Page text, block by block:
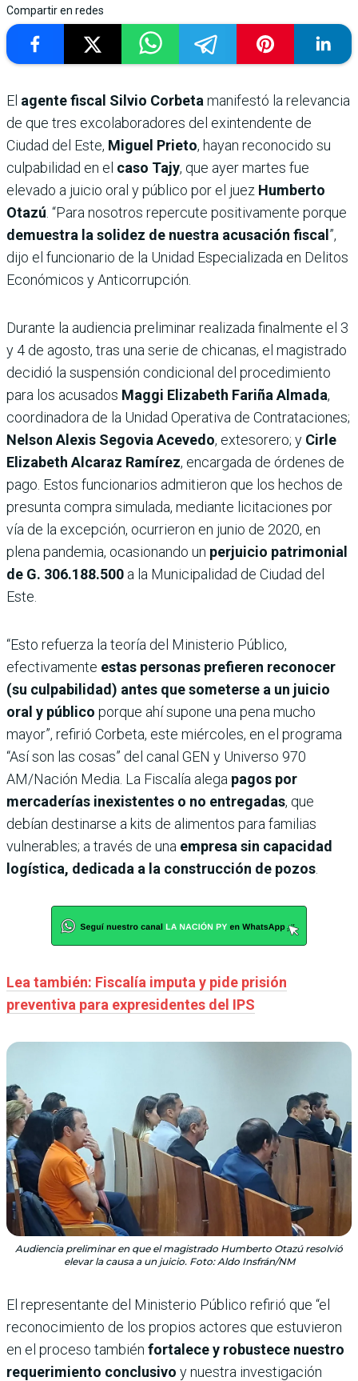
Compartir en redes
El agente fiscal Silvio Corbeta manifestó la relevancia
de que tres excolaboradores del exintendente de
Ciudad del Este, Miguel Prieto, hayan reconocido su
culpabilidad en el caso Tajy, que ayer martes fue
elevado a juicio oral y público por el juez Humberto
Otazú . “Para nosotros repercute positivamente porque
demuestra la solidez de nuestra acusación fiscal ”,
dijo el funcionario de la Unidad Especializada en Delitos
Económicos y Anticorrupción.
Durante la audiencia preliminar realizada finalmente el 3
y 4 de agosto, tras una serie de chicanas, el magistrado
decidió la suspensión condicional del procedimiento
para los acusados Maggi Elizabeth Fariña Almada,
coordinadora de la Unidad Operativa de Contrataciones;
Nelson Alexis Segovia Acevedo, extesorero; y Cirle
Elizabeth Alcaraz Ramírez, encargada de órdenes de
pago. Estos funcionarios admitieron que los hechos de
presunta compra simulada, mediante licitaciones por
vía de la excepción, ocurrieron en junio de 2020, en
plena pandemia, ocasionando un perjuicio patrimonial
de G. 306.188.500 a la Municipalidad de Ciudad del
Este.
“Esto refuerza la teoría del Ministerio Público,
efectivamente estas personas prefieren reconocer
(su culpabilidad) antes que someterse a un juicio
oral y público porque ahí supone una pena mucho
mayor”, refirió Corbeta, este miércoles, en el programa
“Así son las cosas” del canal GEN y Universo 970
AM/Nación Media. La Fiscalía alega pagos por
mercaderías inexistentes o no entregadas, que
debían destinarse a kits de alimentos para familias
vulnerables; a través de una empresa sin capacidad
logística, dedicada a la construcción de pozos
Lea también: Fiscalía imputa y pide prisión
preventiva para expresidentes del IPS
Audiencia preliminar en que el magistrado Humberto Otazú resolvió
elevar la causa a un juicio. Foto: Aldo Insfrán/NM
El representante del Ministerio Público refirió que “el
reconocimiento de los propios actores que estuvieron
en el proceso también fortalece y robustece nuestro
requerimiento conclusivo y nuestra investigación